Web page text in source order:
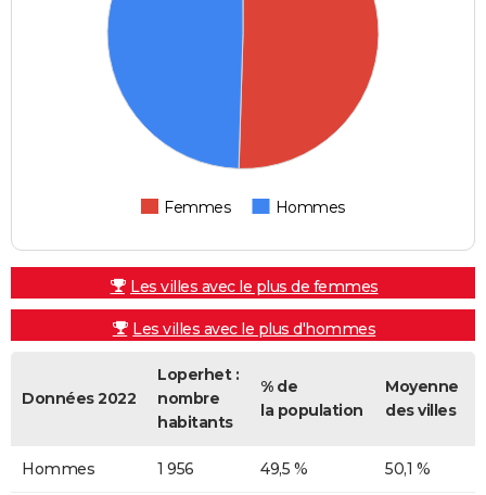
Femmes Hommes
Les villes avec le plus de femmes
Les villes avec le plus d'hommes
Données 2022
Loperhet :
nombre
habitants
% de
la population
Moyenne
des villes
Hommes 1 956 49,5 % 50,1 %